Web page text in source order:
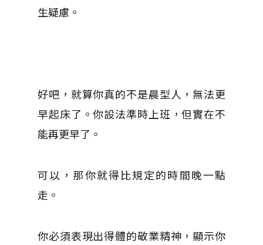
生疑慮。
好吧，就算你真的不是晨型人，無法更
早起床了。你設法準時上班，但實在不
能再更早了。
可以，那你就得比規定的時間晚一點
走。
你必須表現出得體的敬業精神，顯示你